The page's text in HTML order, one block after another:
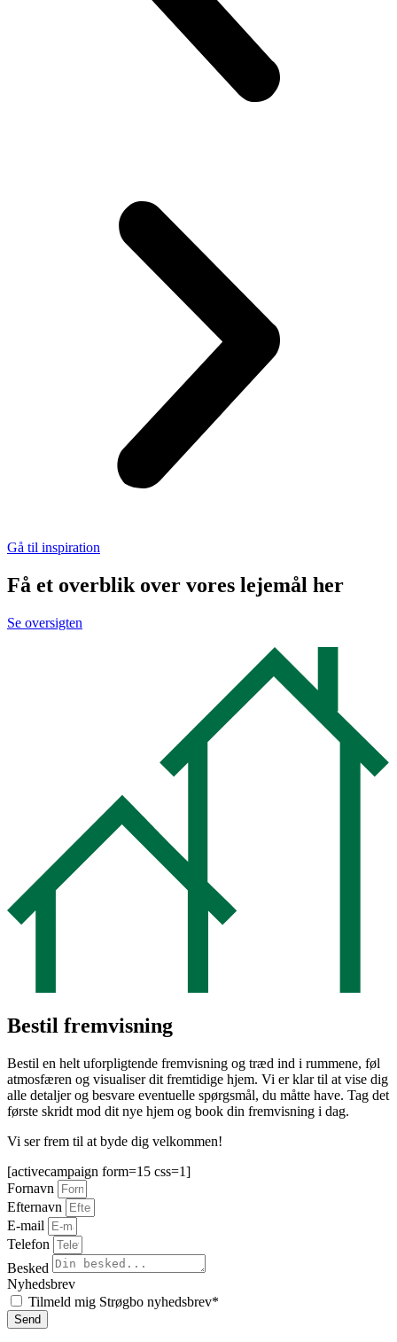
Gå til inspiration
Få et overblik over vores lejemål her
Se oversigten
Bestil fremvisning
Bestil en helt uforpligtende fremvisning og træd ind i rummene, føl
atmosfæren og visualiser dit fremtidige hjem. Vi er klar til at vise dig
alle detaljer og besvare eventuelle spørgsmål, du måtte have. Tag det
første skridt mod dit nye hjem og book din fremvisning i dag.
Vi ser frem til at byde dig velkommen!
[activecampaign form=15 css=1]
Fornavn
Efternavn
E-mail
Telefon
Besked
Nyhedsbrev
Tilmeld mig Strøgbo nyhedsbrev*
Send